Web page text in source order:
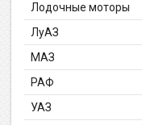
Лодочные моторы
ЛуАЗ
МАЗ
РАФ
УАЗ